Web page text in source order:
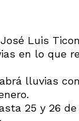
Luis
en lo que
lluvias
25 y 26 de